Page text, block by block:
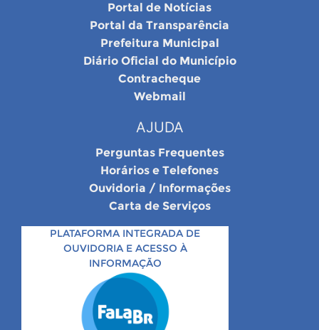
Portal de Notícias
Portal da Transparência
Prefeitura Municipal
Diário Oficial do Município
Contracheque
Webmail
AJUDA
Perguntas Frequentes
Horários e Telefones
Ouvidoria / Informações
Carta de Serviços
PLATAFORMA INTEGRADA DE
OUVIDORIA E ACESSO À
INFORMAÇÃO